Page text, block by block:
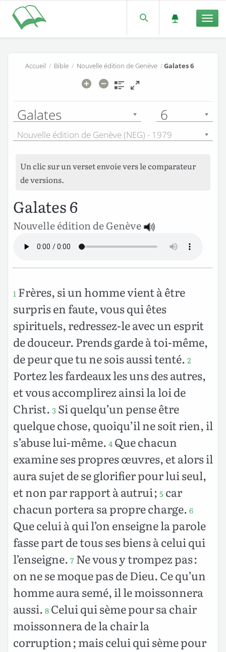
Accueil / Bible / Nouvelle édition de Genève /Galates 6
Galates 6
Nouvelle édition de Genève (NEG) - 1979
Un clic sur un verset envoie vers le comparateur
de versions.
Galates 6
Nouvelle édition de Genève
1 Frères, si un homme vient à être
surpris en faute, vous qui êtes
spirituels, redressez-le avec un esprit
de douceur. Prends garde à toi-même,
de peur que tu ne sois aussi tenté. 2
Portez les fardeaux les uns des autres,
et vous accomplirez ainsi la loi de
Christ. 3 Si quelqu’un pense être
quelque chose, quoiqu’il ne soit rien, il
s’abuse lui-même. 4 Que chacun
examine ses propres œuvres, et alors il
aura sujet de se glorifier pour lui seul,
et non par rapport à autrui ; 5 car
chacun portera sa propre charge. 6
Que celui à qui l’on enseigne la parole
fasse part de tous ses biens à celui qui
l’enseigne. 7 Ne vous y trompez pas :
on ne se moque pas de Dieu. Ce qu’un
homme aura semé, il le moissonnera
aussi. 8 Celui qui sème pour sa chair
moissonnera de la chair la
corruption ; mais celui qui sème pour